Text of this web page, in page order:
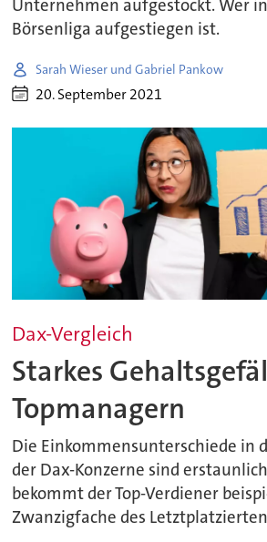
Unternehmen aufgestockt. Wer
Börsenliga aufgestiegen ist.
Sarah Wieser und Gabriel Pankow
20. September 2021
Dax-Vergleich
Starkes
Topmanagern
Die Einkommensunterschiede in
der Dax-Konzerne sind
bekommt der Top-Verdiener
Zwanzigfache des